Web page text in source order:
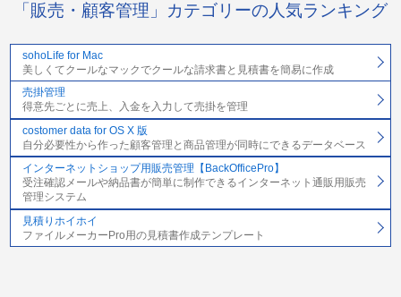
「販売・顧客管理」カテゴリーの人気ランキング
sohoLife for Mac
美しくてクールなマックでクールな請求書と見積書を簡易に作成
売掛管理
得意先ごとに売上、入金を入力して売掛を管理
costomer data for OS X 版
自分必要性から作った顧客管理と商品管理が同時にできるデータベース
インターネットショップ用販売管理【BackOfficePro】
受注確認メールや納品書が簡単に制作できるインターネット通販用販売
管理システム
見積りホイホイ
ファイルメーカーPro用の見積書作成テンプレート